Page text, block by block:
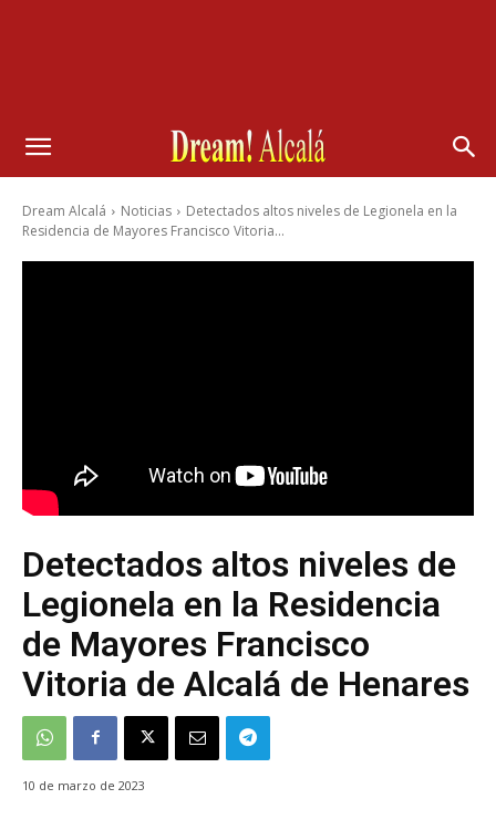
Dream Alcalá Noticias
Detectados altos niveles de Legionela en la
Residencia de Mayores Francisco Vitoria...
Detectados altos niveles de
Legionela en la Residencia
de Mayores Francisco
Vitoria de Alcalá de Henares
10 de marzo de 2023